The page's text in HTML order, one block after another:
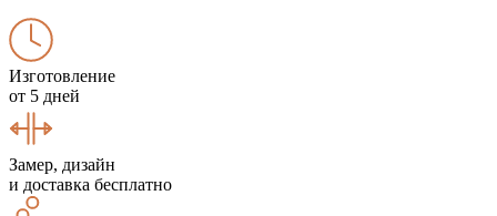
Изготовление
от 5 дней
Замер, дизайн
и доставка бесплатно